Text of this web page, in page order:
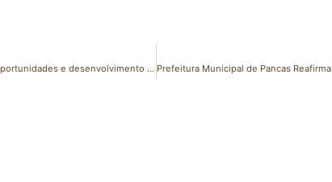
CT Viva realiza partida avaliativa contra Porto Vitória em dia de oportunidades e desenvolvimento do futebol